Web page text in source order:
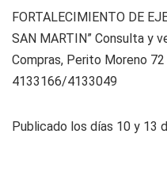
FORTALECIMIENTO DE
SAN MARTIN” Consulta y
Compras, Perito Moreno
4133166/4133049
Publicado los días 10 y 13